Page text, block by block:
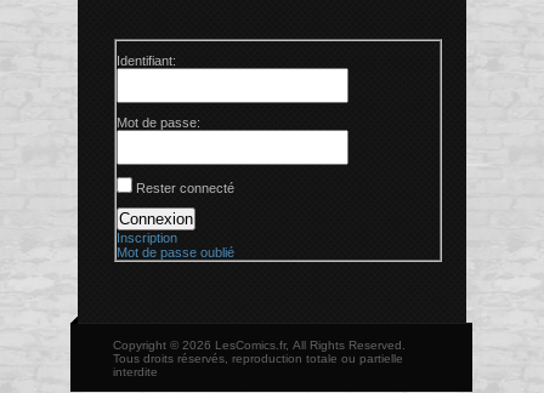
Identifiant:
Mot de passe:
Rester connecté
Connexion
Inscription
Mot de passe oublié
Copyright © 2026 LesComics.fr, All Rights Reserved.
Tous droits réservés, reproduction totale ou partielle
interdite